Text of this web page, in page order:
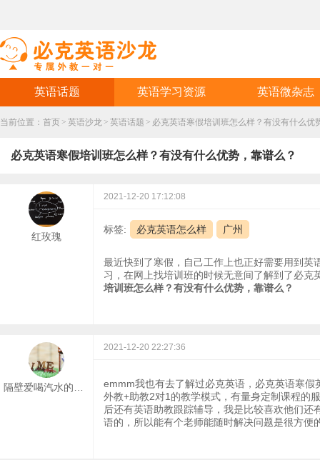
英语话题 英语学习资源 英语微杂志
当前位置： 首页 > 英语沙龙 > 英语话题 > 必克英语寒假培训班怎么样？有没有什么优
必克英语寒假培训班怎么样？有没有什么优势，靠谱么？
红玫瑰
2021-12-20 17:12:08
标签: 必克英语怎么样 广州
最近快到了寒假，自己工作上也正好需要用到英
习，在网上找培训班的时候无意间了解到了必克
培训班怎么样？有没有什么优势，靠谱么？
2021-12-20 22:27:36
emmm我也有去了解过必克英语，必克英语寒假
外教+助教2对1的教学模式，有量身定制课程的
后还有英语助教跟踪辅导，我是比较喜欢他们还
语的，所以能有个老师能随时解决问题是很方便